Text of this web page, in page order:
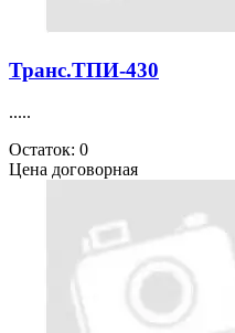
Транс.ТПИ-430
.....
Остаток: 0
Цена договорная